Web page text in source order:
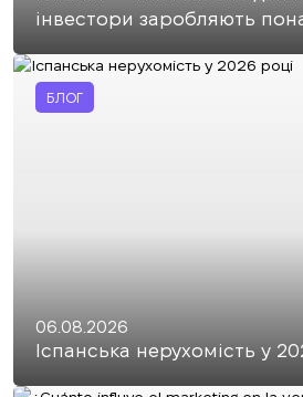
інвестори заробляють
БЛОГ
06.08.2026
Іспанська нерухомість у